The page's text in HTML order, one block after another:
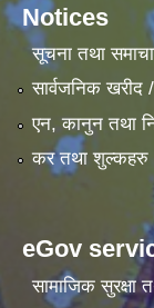
Notices
सूचना तथा
सार्वजनिक खरीद
एन, कानुन तथा
कर तथा शुल्कहरु
eGov
सामाजिक सुरक्षा